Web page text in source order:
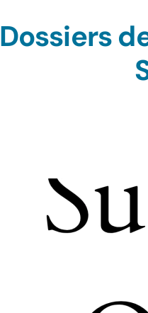
Dossiers